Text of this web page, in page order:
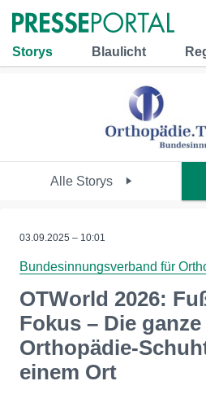
Storys Blaulicht
Alle Storys
03.09.2025 – 10:01
Bundesinnungsverband für
OTWorld 2026:
Fokus – Die
Orthopädie-
einem Ort